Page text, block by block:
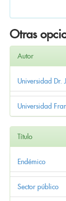
Otras
Autor
Universidad Dr.
Universidad
Título
Endémico
Sector público